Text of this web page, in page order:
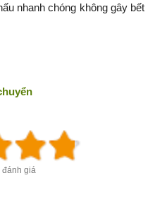
nhanh chóng không gây bết
đánh giá